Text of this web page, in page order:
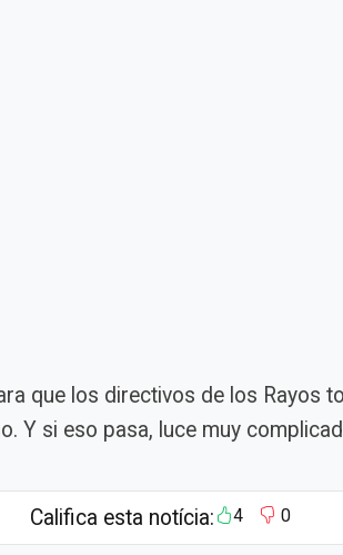
que los directivos de los Rayos
Y si eso pasa, luce muy
Califica esta notícia: 4 0